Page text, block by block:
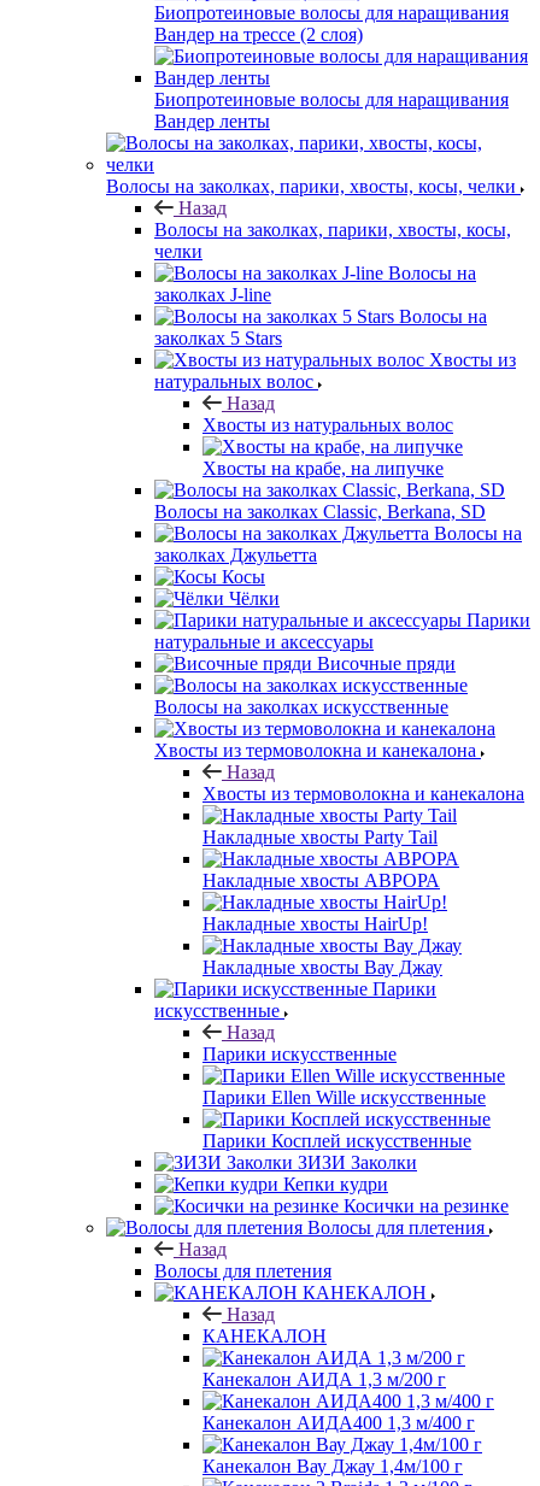
Биопротеиновые волосы для наращивания
Вандер на трессе (2 слоя)
Биопротеиновые волосы для наращивания
Вандер ленты
Волосы на заколках, парики, хвосты, косы, челки
Назад
Волосы на заколках, парики, хвосты, косы,
челки
Волосы на
заколках J-line
Волосы на
заколках 5 Stars
Хвосты из
натуральных волос
Назад
Хвосты из натуральных волос
Хвосты на крабе, на липучке
Волосы на заколках Classic, Berkana, SD
Волосы на
заколках Джульетта
Косы
Чёлки
Парики
натуральные и аксессуары
Височные пряди
Волосы на заколках искусственные
Хвосты из термоволокна и канекалона
Назад
Хвосты из термоволокна и канекалона
Накладные хвосты Party Tail
Накладные хвосты АВРОРА
Накладные хвосты HairUp!
Накладные хвосты Вау Джау
Парики
искусственные
Назад
Парики искусственные
Парики Ellen Wille искусственные
Парики Косплей искусственные
ЗИЗИ Заколки
Кепки кудри
Косички на резинке
Волосы для плетения
Назад
Волосы для плетения
КАНЕКАЛОН
Назад
КАНЕКАЛОН
Канекалон АИДА 1,3 м/200 г
Канекалон АИДА400 1,3 м/400 г
Канекалон Вау Джау 1,4м/100 г